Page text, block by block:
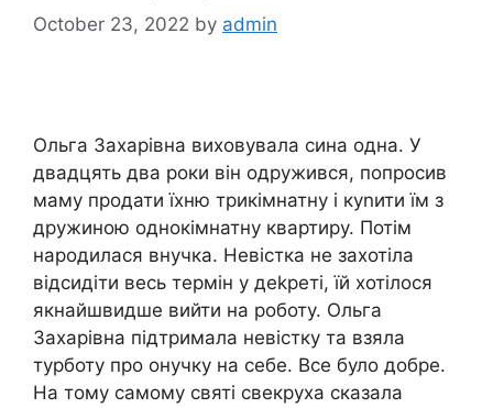
October 23, 2022 by admin
Ольга Захарівна виховувала сина одна. У
двадцять два роки він одружився, попросив
маму продати їхню трикімнатну і куnити їм з
дружиною однокімнатну квартиру. Потім
народилася внучка. Невістка не захотіла
відсидіти весь термін у деkреті, їй хотілося
якнайшвидше вийти на роботу. Ольга
Захарівна підтримала невістку та взяла
турботу про онучку на себе. Все було добре.
На тому самому святі свекруха сказала